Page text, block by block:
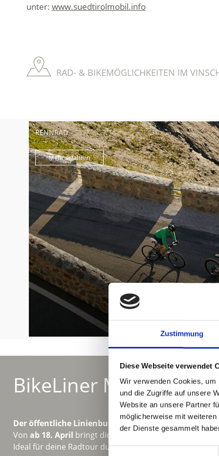
Zustimmung
Diese Webseite verwendet
Wir verwenden Cookies,
und die Zugriffe auf unsere
Website an unsere Partner
möglicherweise mit
der Dienste gesammelt
Einwilligungsauswahl
unter: www.suedtirolmobil.info
RAD- & BIKEMÖGLICHKEITEN IM
RENNRAD
Mehr erfahren
BikeLiner Meran–Mals
Der öffentliche Linienbus mit Fahrradtransport
Von ab 18. April bringt dich der BikeLiner
Ideal für deine Radtour durch den Vinschgau.